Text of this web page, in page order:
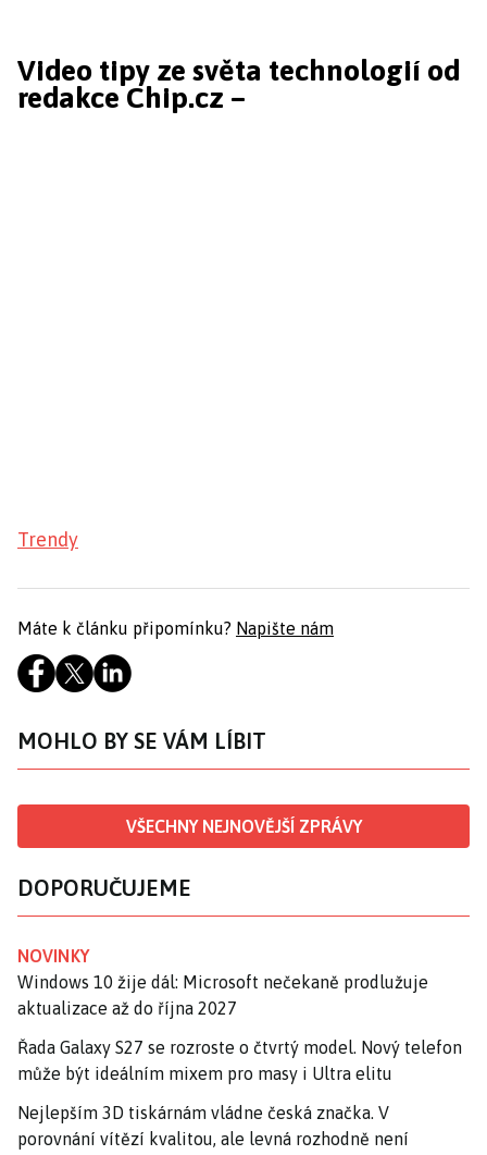
Video tipy ze světa technologií od
redakce Chip.cz –
Trendy
Máte k článku připomínku? Napište nám
MOHLO BY SE VÁM LÍBIT
VŠECHNY NEJNOVĚJŠÍ ZPRÁVY
DOPORUČUJEME
NOVINKY
Windows 10 žije dál: Microsoft nečekaně prodlužuje
aktualizace až do října 2027
Řada Galaxy S27 se rozroste o čtvrtý model. Nový telefon
může být ideálním mixem pro masy i Ultra elitu
Nejlepším 3D tiskárnám vládne česká značka. V
porovnání vítězí kvalitou, ale levná rozhodně není